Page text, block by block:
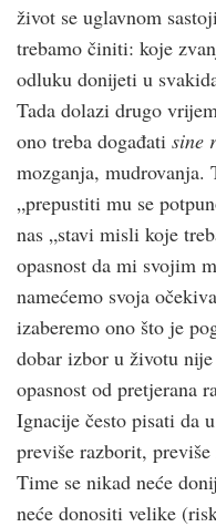
život se uglavnom
trebamo činiti: koje
odluku donijeti u
Tada dolazi drugo
ono treba događati sine
mozganja,
„prepustiti mu se
nas „stavi misli koje
opasnost da mi svojim
namećemo svoja
izaberemo ono što je
dobar izbor u životu
opasnost od pretjerana
Ignacije često pisati da
previše razborit,
Time se nikad neće
neće donositi velike